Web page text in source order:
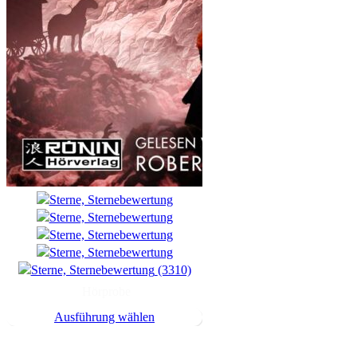
(3310)
Ausführung wählen